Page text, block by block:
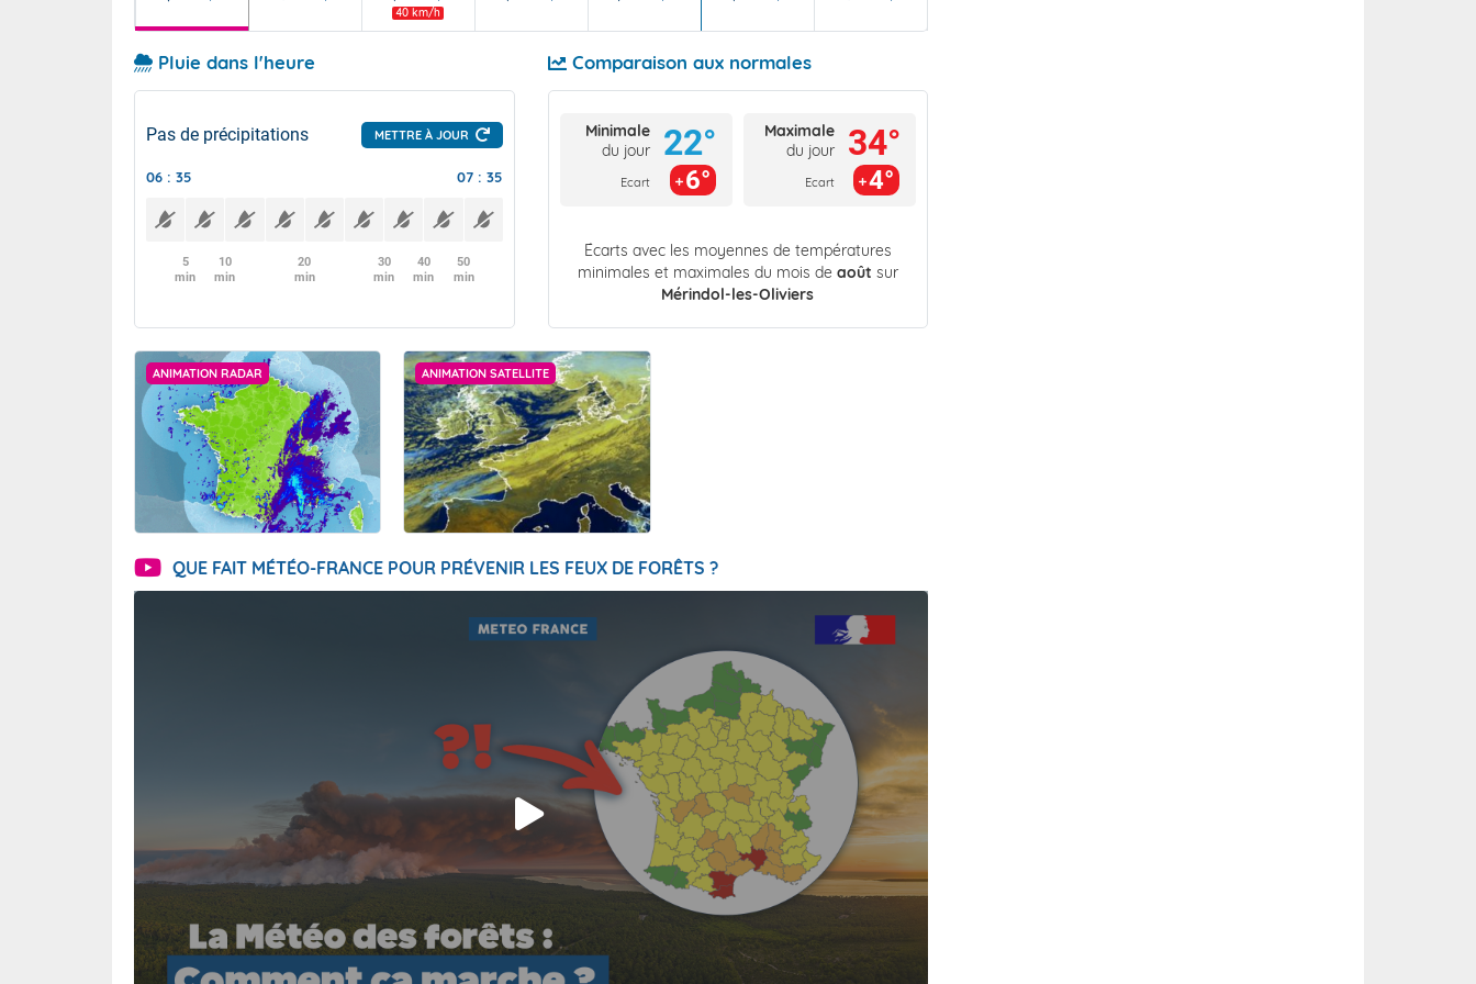
40 km/h
Pluie dans l'heure
Pas de précipitations METTRE À JOUR
06 : 35 07 : 35
5
min
10
min
20
min
30
min
40
min
50
min
Comparaison aux normales
Minimale
du jour
Ecart
22°
6°
Maximale
du jour
Ecart
34°
4°
Écarts avec les moyennes de températures
minimales et maximales du mois de août sur
Mérindol-les-Oliviers
ANIMATION RADAR ANIMATION SATELLITE
QUE FAIT MÉTÉO-FRANCE POUR PRÉVENIR LES FEUX DE FORÊTS ?